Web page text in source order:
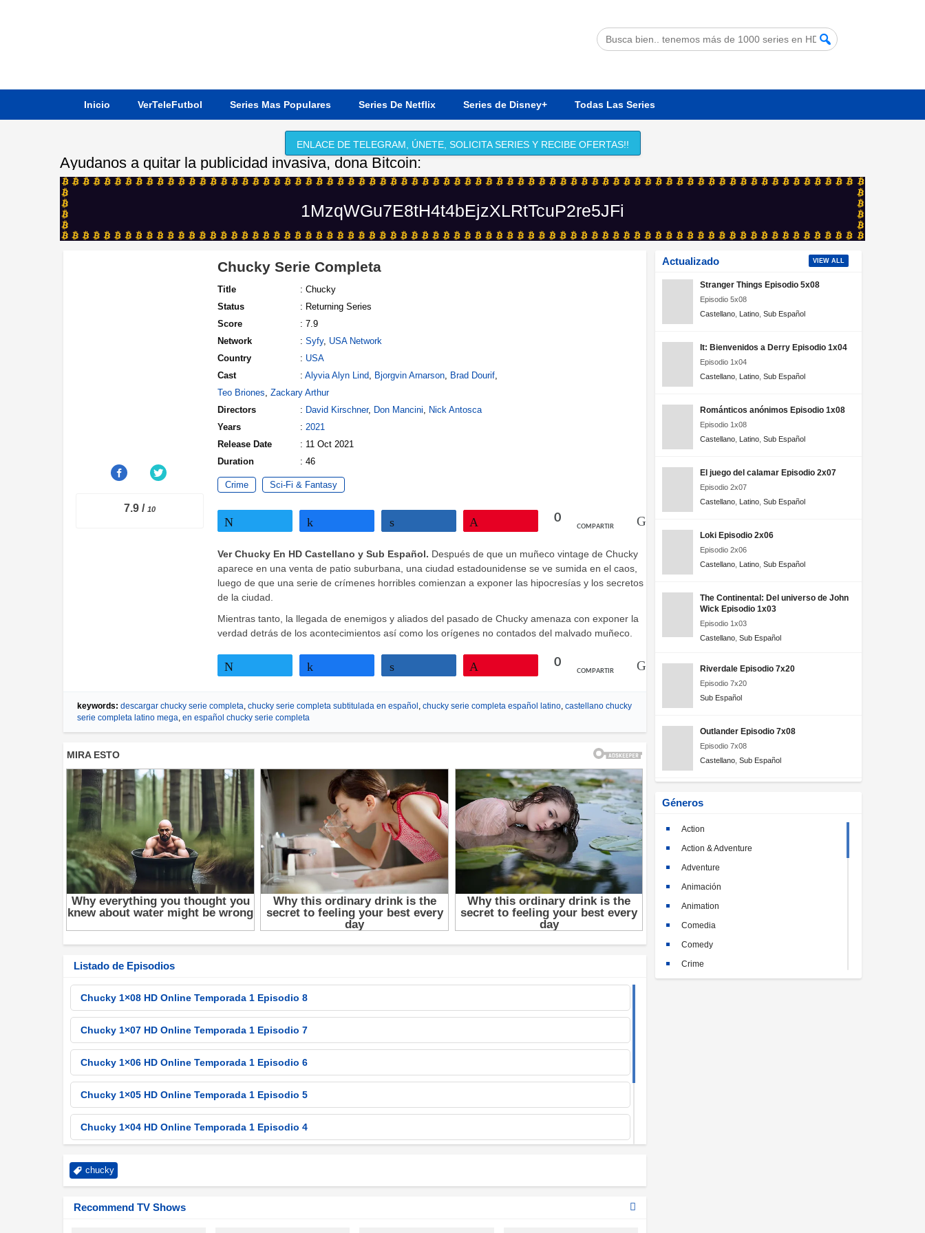
Inicio VerTeleFutbol Series Mas Populares Series De Netflix Series de Disney+ Todas Las Series
ENLACE DE TELEGRAM, ÚNETE, SOLICITA SERIES Y RECIBE OFERTAS!!
Ayudanos a quitar la publicidad invasiva, dona Bitcoin:
1MzqWGu7E8tH4t4bEjzXLRtTcuP2re5JFi
7.9 / 10
Chucky Serie Completa
Title
: Chucky
Status
: Returning Series
Score
: 7.9
Network
: Syfy, USA Network
Country
: USA
Cast
: Alyvia Alyn Lind, Bjorgvin Arnarson, Brad Dourif,
Teo Briones, Zackary Arthur
Directors
: David Kirschner, Don Mancini, Nick Antosca
Years
: 2021
Release Date
: 11 Oct 2021
Duration
: 46
Crime Sci-Fi & Fantasy
0
COMPARTIR
Ver Chucky En HD Castellano y Sub Español. Después de que un muñeco vintage de Chucky
aparece en una venta de patio suburbana, una ciudad estadounidense se ve sumida en el caos,
luego de que una serie de crímenes horribles comienzan a exponer las hipocresías y los secretos
de la ciudad.
Mientras tanto, la llegada de enemigos y aliados del pasado de Chucky amenaza con exponer la
verdad detrás de los acontecimientos así como los orígenes no contados del malvado muñeco.
0
COMPARTIR
keywords: descargar chucky serie completa, chucky serie completa subtitulada en español , chucky serie completa español latino, castellano chucky
serie completa latino mega, en español chucky serie completa
Listado de Episodios
Chucky 1×08 HD Online Temporada 1 Episodio 8
Chucky 1×07 HD Online Temporada 1 Episodio 7
Chucky 1×06 HD Online Temporada 1 Episodio 6
Chucky 1×05 HD Online Temporada 1 Episodio 5
Chucky 1×04 HD Online Temporada 1 Episodio 4
chucky
Recommend TV Shows
Actualizado VIEW ALL
Stranger Things Episodio 5x08
Episodio 5x08
Castellano Latino Sub Español
It: Bienvenidos a Derry Episodio 1x04
Episodio 1x04
Castellano Latino Sub Español
Románticos anónimos Episodio 1x08
Episodio 1x08
Castellano Latino Sub Español
El juego del calamar Episodio 2x07
Episodio 2x07
Castellano Latino Sub Español
Loki Episodio 2x06
Episodio 2x06
Castellano Latino Sub Español
The Continental: Del universo de John
Wick Episodio 1x03
Episodio 1x03
Castellano Sub Español
Riverdale Episodio 7x20
Episodio 7x20
Sub Español
Outlander Episodio 7x08
Episodio 7x08
Castellano Sub Español
Géneros
Action
Action & Adventure
Adventure
Animación
Animation
Comedia
Comedy
Crime